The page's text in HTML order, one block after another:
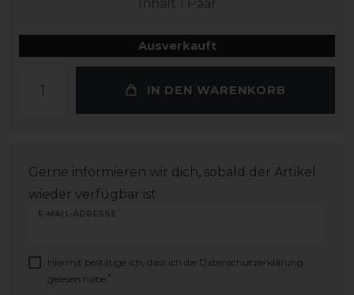
Inhalt 1 Paar
Ausverkauft
IN DEN WARENKORB
Gerne informieren wir dich, sobald der Artikel
wieder verfügbar ist.
E-MAIL-ADRESSE
Hiermit bestätige ich, dass ich die Daten­schutz­erklärung
gelesen habe. *